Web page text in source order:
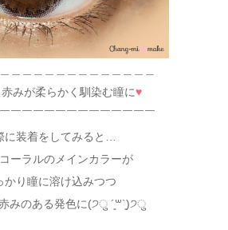
みが柔らかく馴染む瞳に♥
￣￣￣￣￣￣￣￣￣￣￣￣￣
に装着をしてみると…
ーラルのメインカラーが
かり瞳に溶け込みつつ
みのある発色に(੭ु ´͈꒳`͈)੭ु